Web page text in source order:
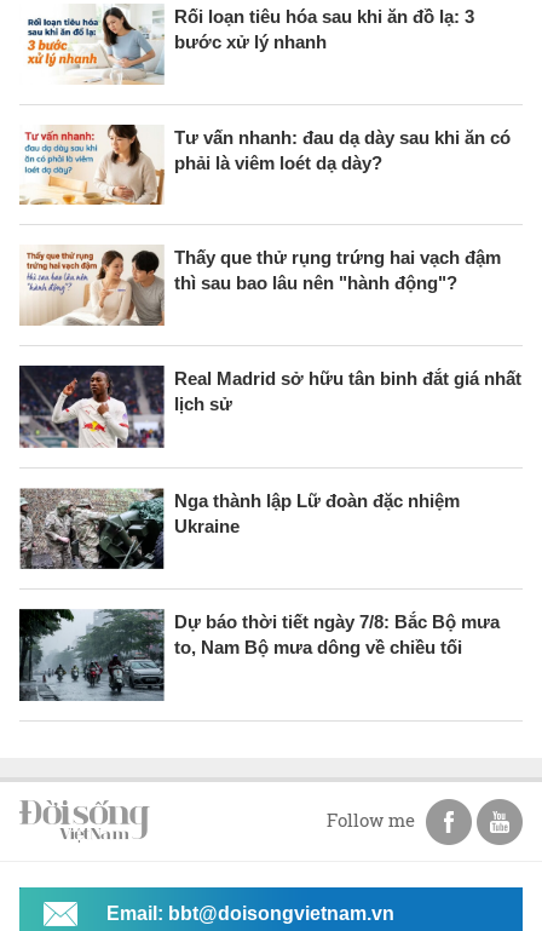
Rối loạn tiêu hóa sau khi ăn đồ lạ: 3
bước xử lý nhanh
Tư vấn nhanh: đau dạ dày sau khi ăn có
phải là viêm loét dạ dày?
Thấy que thử rụng trứng hai vạch đậm
thì sau bao lâu nên "hành động"?
Real Madrid sở hữu tân binh đắt giá nhất
lịch sử
Nga thành lập Lữ đoàn đặc nhiệm
Ukraine
Dự báo thời tiết ngày 7/8: Bắc Bộ mưa
to, Nam Bộ mưa dông về chiều tối
Follow me
Email: bbt@doisongvietnam.vn